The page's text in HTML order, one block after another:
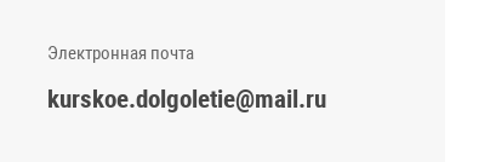
Электронная почта
kurskoe.dolgoletie@mail.ru